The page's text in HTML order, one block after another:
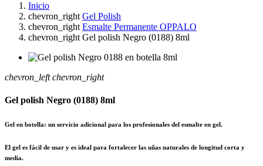
Inicio
chevron_right Gel Polish
chevron_right Esmalte Permanente OPPALO
chevron_right Gel polish Negro (0188) 8ml
chevron_left chevron_right
Gel polish Negro (0188) 8ml
Gel en botella: un servicio adicional para los profesionales del esmalte en gel.
El gel es fácil de usar y es ideal para fortalecer las uñas naturales de longitud corta y
media.